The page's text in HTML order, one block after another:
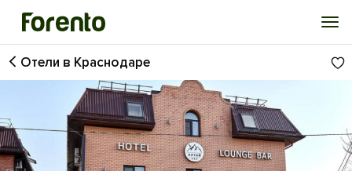
Войти
Избранное
История просмотра
Отели в Краснодаре